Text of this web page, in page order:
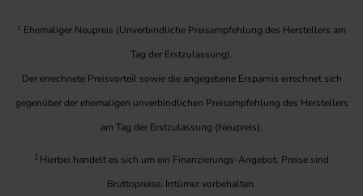
1 Ehemaliger Neupreis (Unverbindliche Preisempfehlung des Herstellers am
Tag der Erstzulassung).
Der errechnete Preisvorteil sowie die angegebene Ersparnis errechnet sich
gegenüber der ehemaligen unverbindlichen Preisempfehlung des Herstellers
am Tag der Erstzulassung (Neupreis).
2 Hierbei handelt es sich um ein Finanzierungs-Angebot. Preise sind
Bruttopreise. Irrtümer vorbehalten.